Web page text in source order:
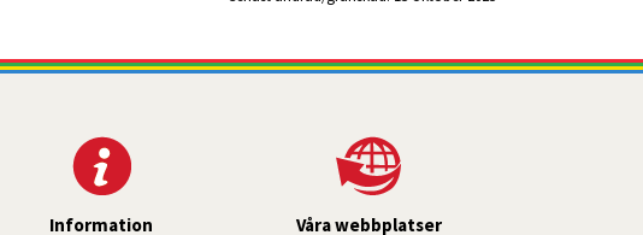
Information Våra webbplatser